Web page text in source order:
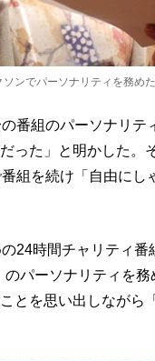
ンでパーソナリティを務め
番組のパーソナリ
った」と明かした。
組を続け「自由にし
24時間チャリティ番
パーソナリティを
とを思い出しながら